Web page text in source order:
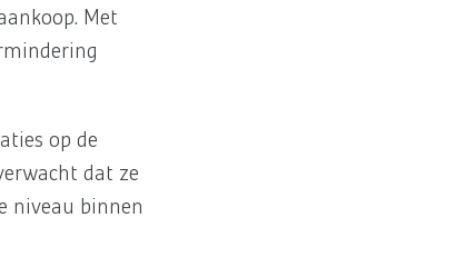
Met
op de
dat ze
niveau binnen